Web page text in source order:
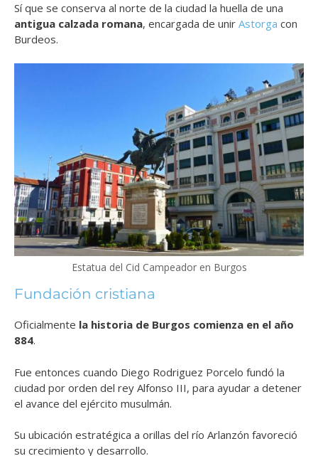
Sí que se conserva al norte de la ciudad la huella de una
antigua calzada romana, encargada de unir Astorga con
Burdeos.
Estatua del Cid Campeador en Burgos
Fundación cristiana
Oficialmente la historia de Burgos comienza en el año
884.
Fue entonces cuando Diego Rodriguez Porcelo fundó la
ciudad por orden del rey Alfonso III, para ayudar a detener
el avance del ejército musulmán.
Su ubicación estratégica a orillas del río Arlanzón favoreció
su crecimiento y desarrollo.